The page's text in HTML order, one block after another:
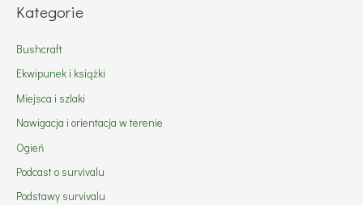
Kategorie
Bushcraft
Ekwipunek i książki
Miejsca i szlaki
Nawigacja i orientacja w terenie
Ogień
Podcast o survivalu
Podstawy survivalu